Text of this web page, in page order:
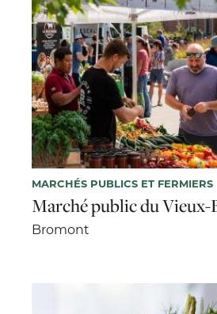
MARCHÉS PUBLICS ET FERMIERS
Marché public du
Bromont